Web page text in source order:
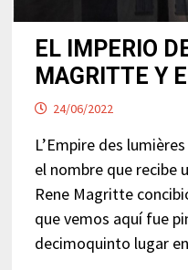
EL IMPERIO
MAGRITTE Y
24/06/2022
L’Empire des
el nombre que recibe
Rene Magritte
que vemos aquí fue
decimoquinto lugar